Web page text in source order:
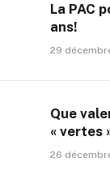
La PAC
ans!
29
Que
« vertes
26